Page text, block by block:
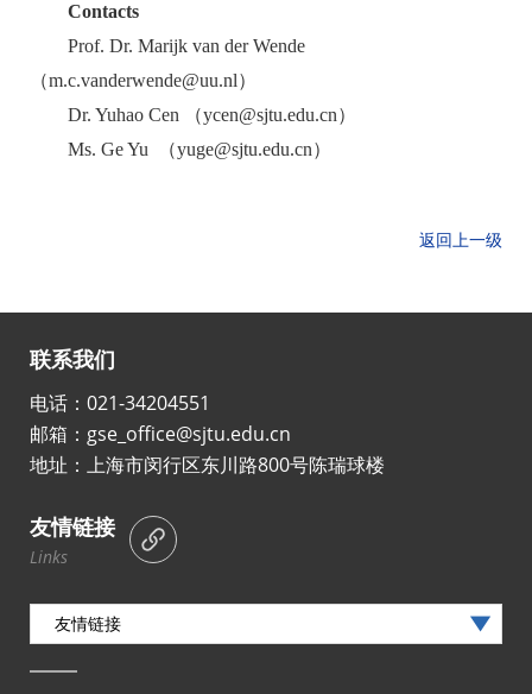
Contacts
Prof. Dr. Marijk van der Wende
（m.c.vanderwende@uu.nl）
Dr. Yuhao Cen （ycen@sjtu.edu.cn）
Ms. Ge Yu （yuge@sjtu.edu.cn）
返回上一级
联系我们
电话：021-34204551
邮箱：gse_office@sjtu.edu.cn
地址：上海市闵行区东川路800号陈瑞球楼
友情链接
Links
友情链接